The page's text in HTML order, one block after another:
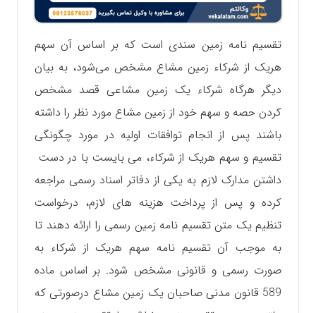
تقسیم نامه زمین سندی است که بر اساس آن سهم
هریک از شرکاء زمین مشاع مشخص می‌شود، به بیان
دیگر هرگاه شرکاء یک زمین مشاعی قصد مشخص
کردن حصه و سهم خود از زمین مشاع مورد نظر را داشته
باشند پس از انجام توافقات اولیه در مورد چگونگی
تقسیم و سهم هریک از شرکاء، می بایست با در دست
داشتن مدارک لازم به یکی از دفاتر اسناد رسمی مراجعه
کرده و پس از پرداخت هزینه های لازم، درخواست
تنظیم یک متن تقسیم نامه زمین رسمی را ارائه دهند تا
به موجب آن تقسیم نامه سهم هریک از شرکاء به
صورت رسمی و قانونی مشخص شود. بر اساس ماده
589 قانون مدنی صاحبان یک زمین مشاع درصورتی که